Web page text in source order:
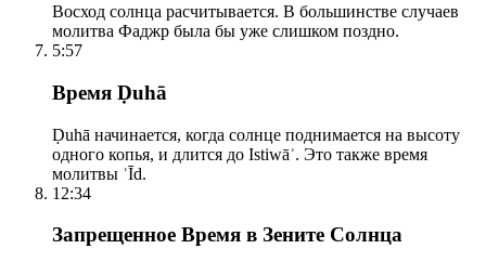
Восход солнца расчитывается. В большинстве случаев
молитва Фаджр была бы уже слишком поздно.
5:57
Время Ḍuhā
Ḍuhā начинается, когда солнце поднимается на высоту
одного копья, и длится до Istiwāʾ. Это также время
молитвы ʿĪd.
12:34
Запрещенное Время в Зените Солнца